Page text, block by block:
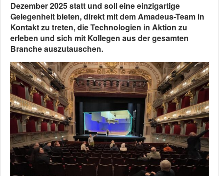
Dezember 2025 statt und soll eine einzigartige
Gelegenheit bieten, direkt mit dem Amadeus-Team in
Kontakt zu treten, die Technologien in Aktion zu
erleben und sich mit Kollegen aus der gesamten
Branche auszutauschen.